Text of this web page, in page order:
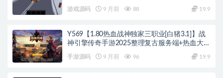
游戏源码 9 月前 88 19.9
Y569【1.80热血战神独家三职业[白猪3.1]】战
神引擎传奇手游2025整理复古服务端+热血大陆
手游源码 9 月前 96 19.9